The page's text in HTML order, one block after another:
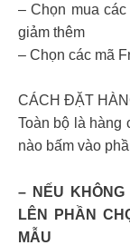
– Chọn mua
giảm thêm
– Chọn các mã
CÁCH ĐẶT
Toàn bộ là hàng
nào bấm vào
– NẾU
LÊN PHẦN
MẪU